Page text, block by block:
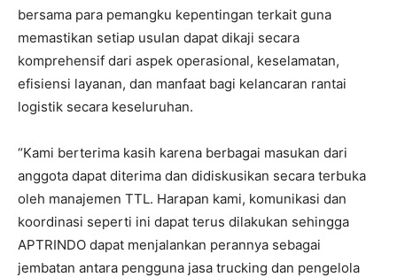
bersama para pemangku kepentingan terkait guna
memastikan setiap usulan dapat dikaji secara
komprehensif dari aspek operasional, keselamatan,
efisiensi layanan, dan manfaat bagi kelancaran rantai
logistik secara keseluruhan.
“Kami berterima kasih karena berbagai masukan dari
anggota dapat diterima dan didiskusikan secara terbuka
oleh manajemen TTL. Harapan kami, komunikasi dan
koordinasi seperti ini dapat terus dilakukan sehingga
APTRINDO dapat menjalankan perannya sebagai
jembatan antara pengguna jasa trucking dan pengelola